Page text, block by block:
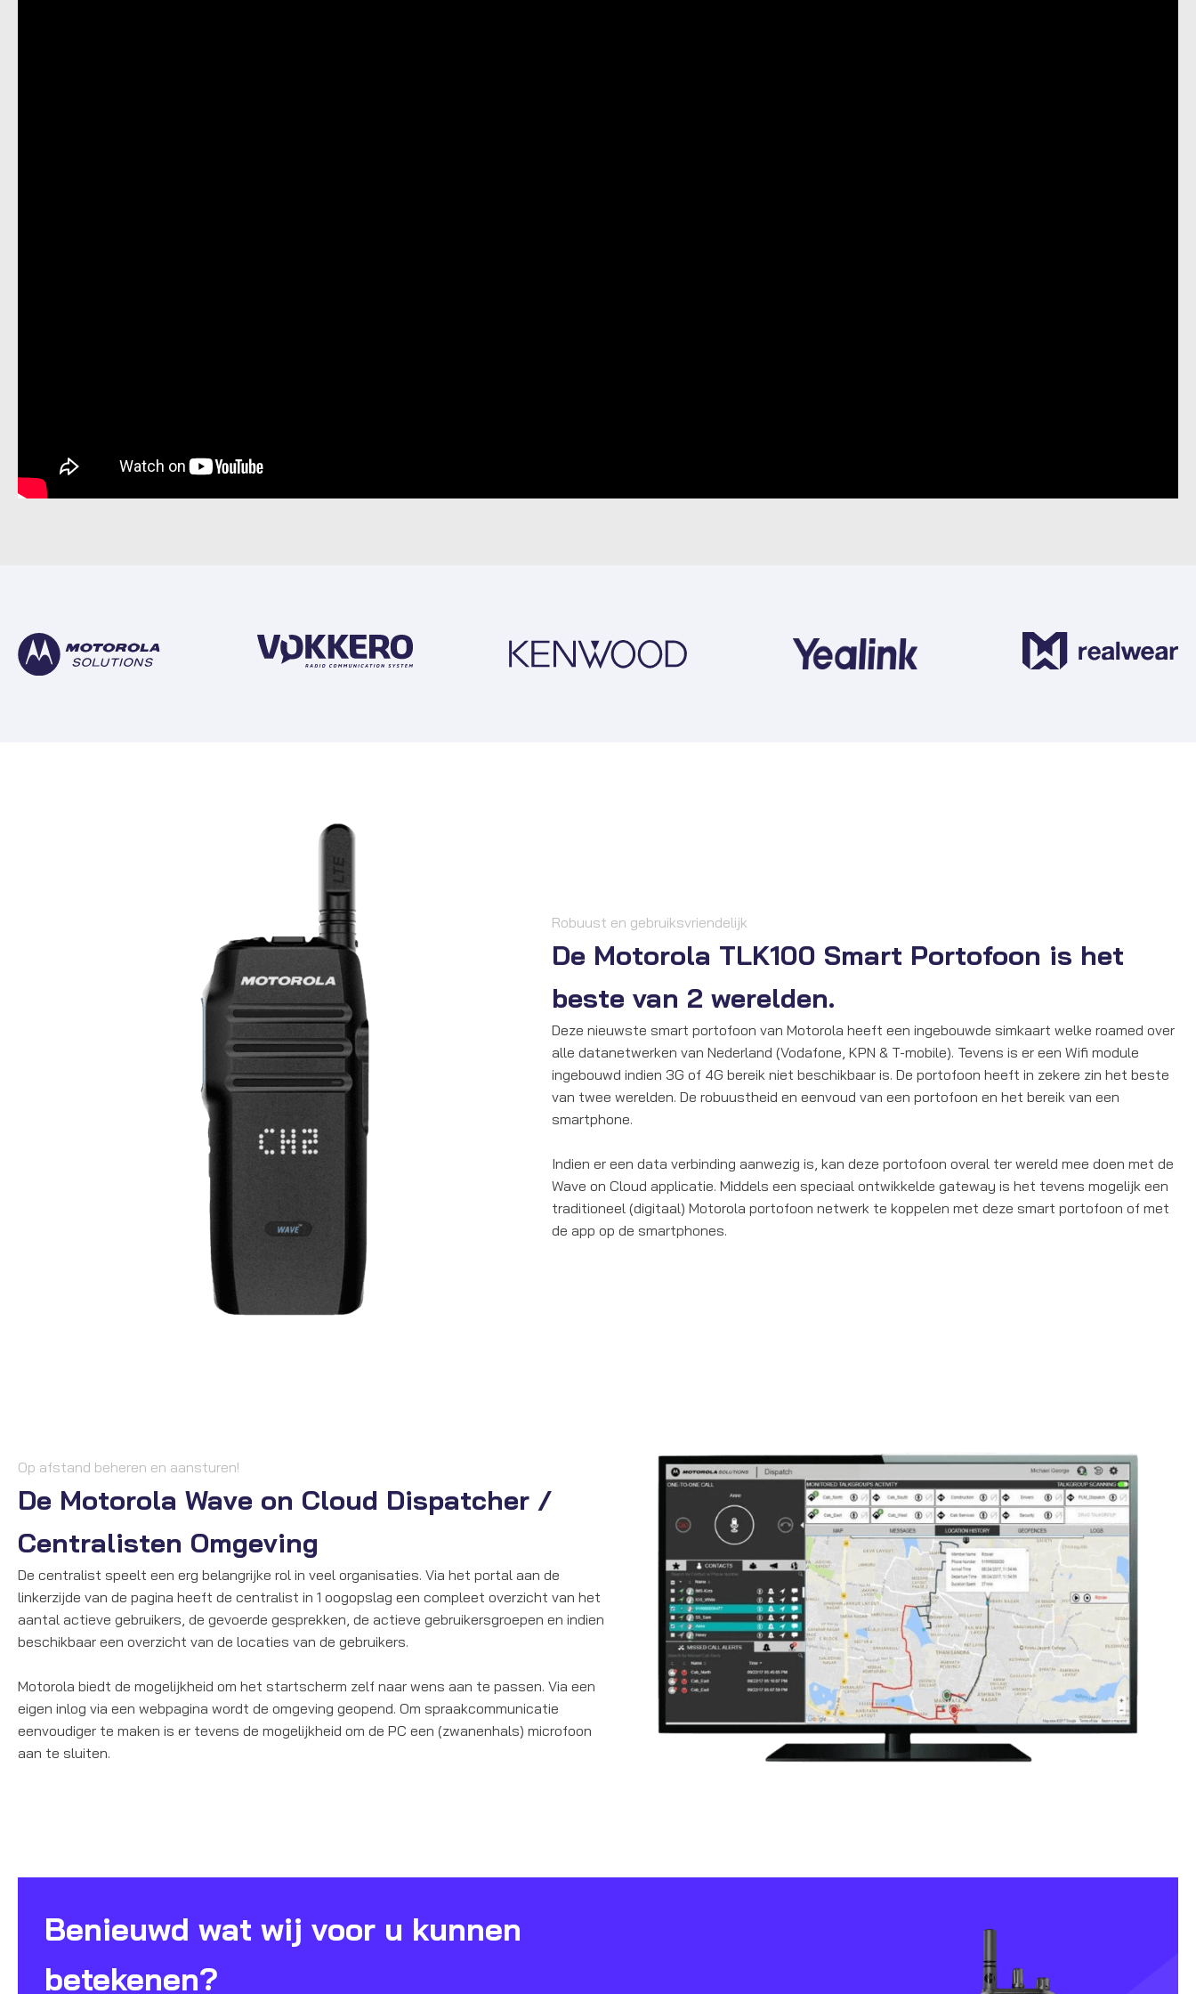
Robuust en gebruiksvriendelijk
De Motorola TLK100 Smart Portofoon is het
beste van 2 werelden.
Deze nieuwste smart portofoon van Motorola heeft een ingebouwde simkaart welke roamed over
alle datanetwerken van Nederland (Vodafone, KPN & T-mobile). Tevens is er een Wifi module
ingebouwd indien 3G of 4G bereik niet beschikbaar is. De portofoon heeft in zekere zin het beste
van twee werelden. De robuustheid en eenvoud van een portofoon en het bereik van een
smartphone.
Indien er een data verbinding aanwezig is, kan deze portofoon overal ter wereld mee doen met de
Wave on Cloud applicatie. Middels een speciaal ontwikkelde gateway is het tevens mogelijk een
traditioneel (digitaal) Motorola portofoon netwerk te koppelen met deze smart portofoon of met
de app op de smartphones.
Op afstand beheren en aansturen!
De Motorola Wave on Cloud Dispatcher /
Centralisten Omgeving
De centralist speelt een erg belangrijke rol in veel organisaties. Via het portal aan de
linkerzijde van de pagina heeft de centralist in 1 oogopslag een compleet overzicht van het
aantal actieve gebruikers, de gevoerde gesprekken, de actieve gebruikersgroepen en indien
beschikbaar een overzicht van de locaties van de gebruikers.
Motorola biedt de mogelijkheid om het startscherm zelf naar wens aan te passen. Via een
eigen inlog via een webpagina wordt de omgeving geopend. Om spraakcommunicatie
eenvoudiger te maken is er tevens de mogelijkheid om de PC een (zwanenhals) microfoon
aan te sluiten.
Benieuwd wat wij voor u kunnen
betekenen?